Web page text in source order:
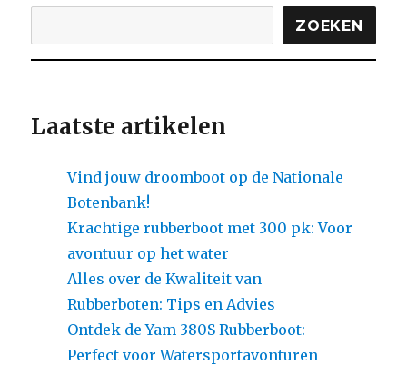
ZOEKEN
Laatste artikelen
Vind jouw droomboot op de Nationale
Botenbank!
Krachtige rubberboot met 300 pk: Voor
avontuur op het water
Alles over de Kwaliteit van
Rubberboten: Tips en Advies
Ontdek de Yam 380S Rubberboot:
Perfect voor Watersportavonturen